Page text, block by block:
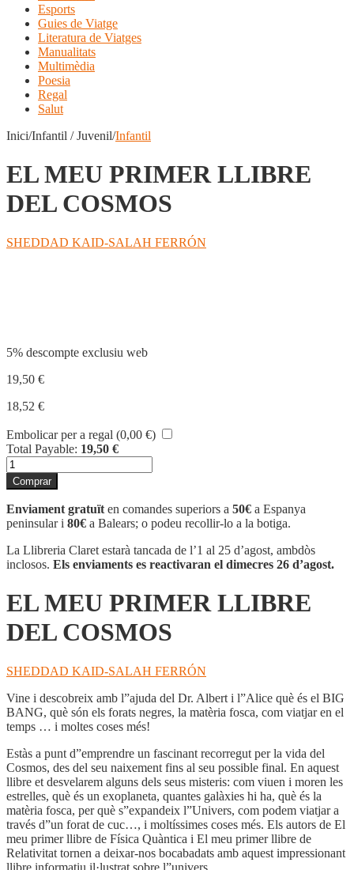
Esports
Guies de Viatge
Literatura de Viatges
Manualitats
Multimèdia
Poesia
Regal
Salut
Inici/Infantil / Juvenil/Infantil
EL MEU PRIMER LLIBRE
DEL COSMOS
SHEDDAD KAID-SALAH FERRÓN
5% descompte exclusiu web
19,50 €
18,52 €
Embolicar per a regal (0,00 €)
Total Payable: 19,50 €
quantitat
de
EL
MEU
PRIMER
LLIBRE
DEL
COSMOS
Comprar
Enviament gratuït en comandes superiors a 50€ a Espanya
peninsular i 80€ a Balears; o podeu recollir-lo a la botiga.
La Llibreria Claret estarà tancada de l’1 al 25 d’agost, ambdòs
inclosos. Els enviaments es reactivaran el dimecres 26 d’agost.
EL MEU PRIMER LLIBRE
DEL COSMOS
SHEDDAD KAID-SALAH FERRÓN
Vine i descobreix amb l”ajuda del Dr. Albert i l”Alice què és el BIG
BANG, què són els forats negres, la matèria fosca, com viatjar en el
temps … i moltes coses més!
Estàs a punt d”emprendre un fascinant recorregut per la vida del
Cosmos, des del seu naixement fins al seu possible final. En aquest
llibre et desvelarem alguns dels seus misteris: com viuen i moren les
estrelles, què és un exoplaneta, quantes galàxies hi ha, què és la
matèria fosca, per què s”expandeix l”Univers, com podem viatjar a
través d”un forat de cuc…, i moltíssimes coses més. Els autors de El
meu primer llibre de Física Quàntica i El meu primer llibre de
Relativitat tornen a deixar-nos bocabadats amb aquest impressionant
llibre informatiu il·lustrat sobre l”univers.